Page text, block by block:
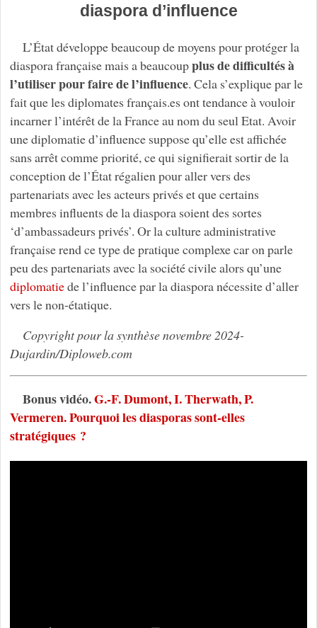
diaspora d’influence
L’État développe beaucoup de moyens pour protéger la
diaspora française mais a beaucoupplus de difficultés à
l’utiliser pour faire de l’influence. Cela s’explique par le
fait que les diplomates français.es ont tendance à vouloir
incarner l’intérêt de la France au nom du seul Etat. Avoir
une diplomatie d’influence suppose qu’elle est affichée
sans arrêt comme priorité, ce qui signifierait sortir de la
conception de l’État régalien pour aller vers des
partenariats avec les acteurs privés et que certains
membres influents de la diaspora soient des sortes
‘d’ambassadeurs privés’. Or la culture administrative
française rend ce type de pratique complexe car on parle
peu des partenariats avec la société civile alors qu’une
diplomatiede l’influence par la diaspora nécessite d’aller
vers le non-étatique.
Copyright pour la synthèse novembre 2024-
Dujardin/Diploweb.com
Bonus vidéo.G.-F. Dumont, I. Therwath, P.
Vermeren. Pourquoi les diasporas sont-elles
stratégiques ?